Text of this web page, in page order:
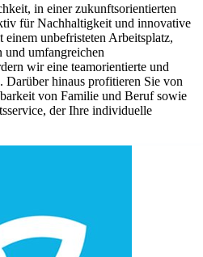
in einer zukunftsorientierten
für Nachhaltigkeit und innovative
unbefristeten Arbeitsplatz,
und umfangreichen
wir eine teamorientierte und
Darüber hinaus profitieren Sie von
von Familie und Beruf sowie
der Ihre individuelle